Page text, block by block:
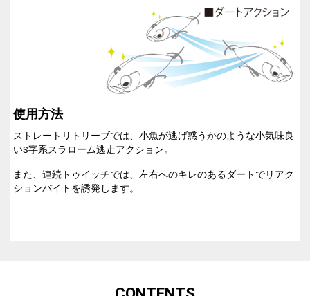
使用方法
ストレートリトリーブでは、小魚が逃げ惑うかのような小気味良
いS字系スラローム逃走アクション。
また、連続トゥイッチでは、左右へのキレのあるダートでリアク
ションバイトを誘発します。